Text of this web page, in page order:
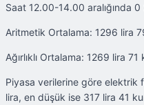
Saat 12.00-14.00 aralığında 0
Aritmetik Ortalama: 1296 lira
Ağırlıklı Ortalama: 1269 lira 71
Piyasa verilerine göre elektrik
lira, en düşük ise 317 lira 41